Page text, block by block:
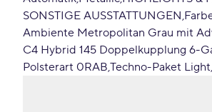
SONSTIGE AUSSTATTUNGEN
Ambiente Metropolitan Grau mit
C4 Hybrid 145 Doppelkupplung 6-
Polsterart 0RAB Techno-Paket Light